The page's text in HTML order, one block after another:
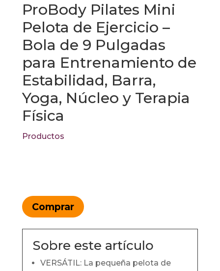
ProBody Pilates Mini
Pelota de Ejercicio –
Bola de 9 Pulgadas
para Entrenamiento de
Estabilidad, Barra,
Yoga, Núcleo y Terapia
Física
Productos
Comprar
Sobre este artículo
VERSÁTIL: La pequeña pelota de